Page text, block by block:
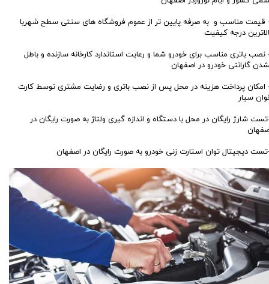
قیمت مناسب و به صرفه پایین تر از عموم فروشگاه های سنتی سطح شهربا
درجه کیفیت
نصب باتری مناسب برای خودرو شما و رعایت استاندارد کارخانه سازنده و باطل
گارانتی خودرو در اصفهان
امکان پرداخت هزینه در محل پس از نصب باتری و رضایت مشتری توسط کارت
سیار
شارژ رایگان در محل با دستگاه و اندازه گیری ولتاژ به صورت رایگان در
دیجیتال توان استارت زنی خودرو به صورت رایگان در اصفهان